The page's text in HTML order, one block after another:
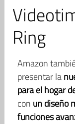
Ring
Amazon
presentar la
para el hogar
con un diseño
funciones